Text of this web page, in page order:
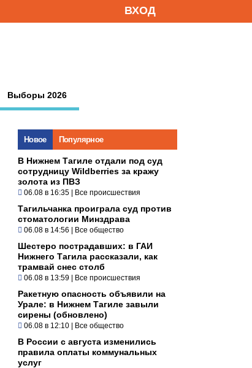
ВХОД
Выборы 2026
Новое Популярное
В Нижнем Тагиле отдали под суд
сотрудницу Wildberries за кражу
золота из ПВЗ
06.08 в 16:35 | Все происшествия
Тагильчанка проиграла суд против
стоматологии Минздрава
06.08 в 14:56 | Все общество
Шестеро пострадавших: в ГАИ
Нижнего Тагила рассказали, как
трамвай снес столб
06.08 в 13:59 | Все происшествия
Ракетную опасность объявили на
Урале: в Нижнем Тагиле завыли
сирены (обновлено)
06.08 в 12:10 | Все общество
В России с августа изменились
правила оплаты коммунальных
услуг